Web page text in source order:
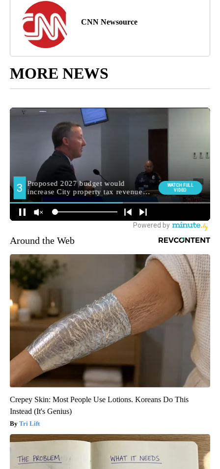
CNN Newsource
MORE NEWS
Around the Web
Crepey Skin: Most People Use Lotions. Koreans Do This
Instead (It's Genius)
Tri Lift